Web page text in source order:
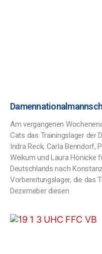
Am vergangenen
Cats das Trainingslager der
Indra Reck, Carla Benndorf,
Weikum und Laura Hönicke
Deutschlands nach
Vorbereitungslager, die das
Dezemeber diesen